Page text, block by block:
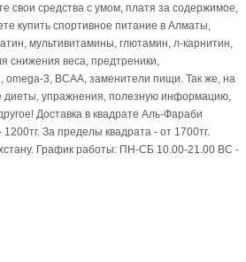
свои средства с умом, платя за содержимое,
купить спортивное питание в Алматы,
мультивитамины, глютамин, л-карнитин,
снижения веса, предтреники,
omega-3, BCAA, заменители пищи. Так же, на
диеты, упражнения, полезную информацию,
Доставка в квадрате Аль-Фараби
За пределы квадрата - от 1700тг.
График работы: ПН-СБ 10.00-21.00 ВC -